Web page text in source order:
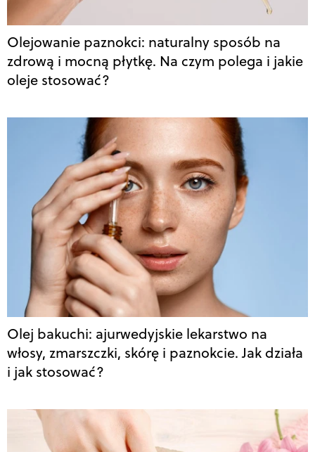
Olejowanie paznokci: naturalny sposób na
zdrową i mocną płytkę. Na czym polega i jakie
oleje stosować?
Olej bakuchi: ajurwedyjskie lekarstwo na
włosy, zmarszczki, skórę i paznokcie. Jak działa
i jak stosować?